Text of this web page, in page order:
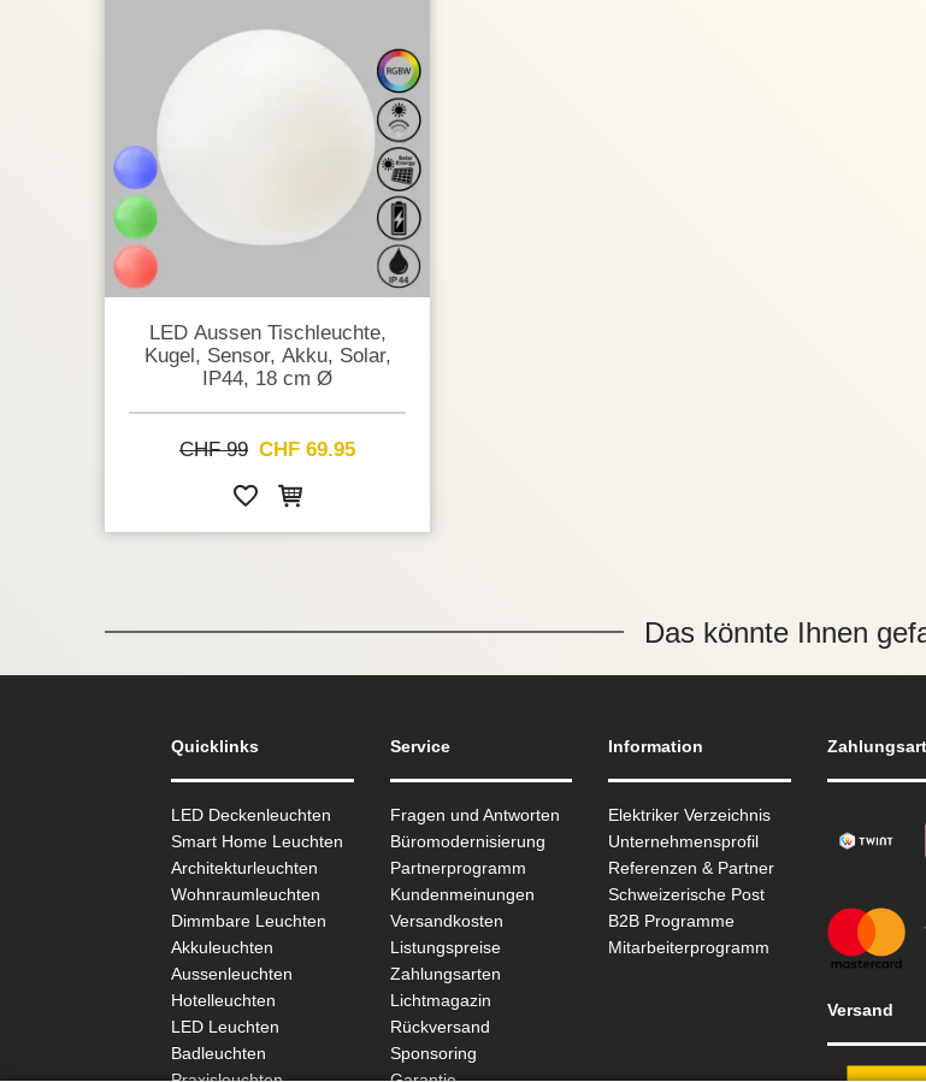
LED Aussen Tischleuchte,
Kugel, Sensor, Akku, Solar,
IP44, 18 cm Ø
CHF 99 CHF 69.95
Das könnte Ihnen
Quicklinks
LED Deckenleuchten
Smart Home Leuchten
Architekturleuchten
Wohnraum­leuchten
Dimmbare Leuchten
Akkuleuchten
Aussen­leuchten
Hotelleuchten
LED Leuchten
Badleuchten
Service
Fragen und Antworten
Büromodernisierung
Partnerprogramm
Kundenmeinungen
Versandkosten
Listungspreise
Zahlungsarten
Lichtmagazin
Rückversand
Sponsoring
Information
Elektriker Verzeichnis
Unternehmensprofil
Referenzen & Partner
Schweizerische Post
B2B Programme
Mitarbeiterprogramm
Versand